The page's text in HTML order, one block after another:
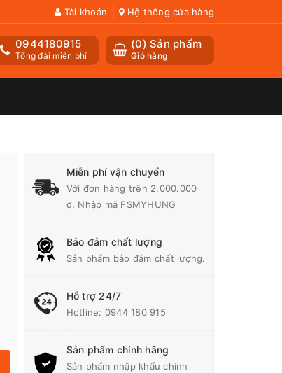
Tài khoản Hệ thống cửa hàng
(0) Sản phẩm
Giỏ hàng
0944180915
Tổng đài miễn phí
Miễn phí vận chuyển
Với đơn hàng trên 2.000.000
đ. Nhập mã FSMYHUNG
Bảo đảm chất lượng
Sản phẩm bảo đảm chất lượng.
Hỗ trợ 24/7
Hotline: 0944 180 915
Sản phẩm chính hãng
Sản phẩm nhập khẩu chính